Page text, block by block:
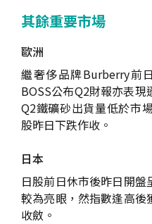
其餘重要市場
歐洲
繼奢侈品牌Burberry前
BOSS公布Q2財報亦表
Q2鐵礦砂出貨量低於市
股昨日下跌作收。
日本
日股前日休市後昨日開
較為亮眼，然指數逢高
收斂。